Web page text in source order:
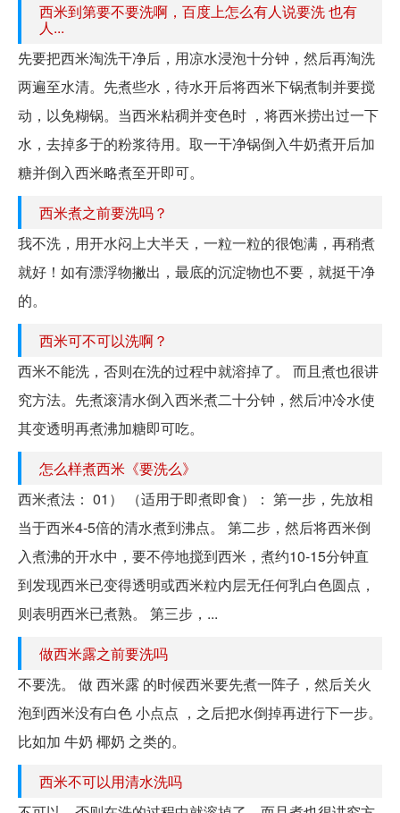
西米到第要不要洗啊，百度上怎么有人说要洗 也有
人...
先要把西米淘洗干净后，用凉水浸泡十分钟，然后再淘洗
两遍至水清。先煮些水，待水开后将西米下锅煮制并要搅
动，以免糊锅。当西米粘稠并变色时 ，将西米捞出过一下
水，去掉多于的粉浆待用。取一干净锅倒入牛奶煮开后加
糖并倒入西米略煮至开即可。
西米煮之前要洗吗？
我不洗，用开水闷上大半天，一粒一粒的很饱满，再稍煮
就好！如有漂浮物撇出，最底的沉淀物也不要，就挺干净
的。
西米可不可以洗啊？
西米不能洗，否则在洗的过程中就溶掉了。 而且煮也很讲
究方法。先煮滚清水倒入西米煮二十分钟，然后冲冷水使
其变透明再煮沸加糖即可吃。
怎么样煮西米《要洗么》
西米煮法： 01） （适用于即煮即食）： 第一步，先放相
当于西米4-5倍的清水煮到沸点。 第二步，然后将西米倒
入煮沸的开水中，要不停地搅到西米，煮约10-15分钟直
到发现西米已变得透明或西米粒内层无任何乳白色圆点，
则表明西米已煮熟。 第三步，...
做西米露之前要洗吗
不要洗。 做 西米露 的时候西米要先煮一阵子，然后关火
泡到西米没有白色 小点点 ，之后把水倒掉再进行下一步。
比如加 牛奶 椰奶 之类的。
西米不可以用清水洗吗